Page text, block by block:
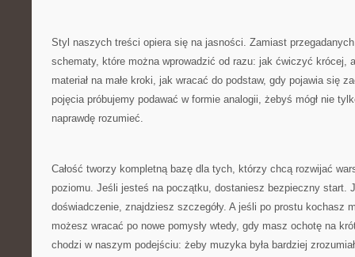
Styl naszych treści opiera się na jasności. Zamiast
schematy, które można wprowadzić od razu: jak ćwiczyć krócej,
materiał na małe kroki, jak wracać do podstaw, gdy pojawia się
pojęcia próbujemy podawać w formie analogii, żebyś mógł nie
naprawdę rozumieć.
Całość tworzy kompletną bazę dla tych, którzy chcą rozwijać
poziomu. Jeśli jesteś na początku, dostaniesz bezpieczny start.
doświadczenie, znajdziesz szczegóły. A jeśli po prostu kochasz
możesz wracać po nowe pomysły wtedy, gdy masz ochotę na
chodzi w naszym podejściu: żeby muzyka była bardziej